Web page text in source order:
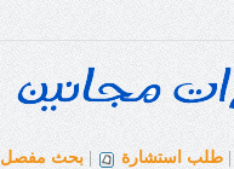
طلب استشارة | بحث مفصل